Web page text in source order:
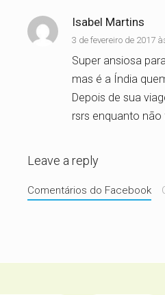
Isabel Martins
3 de fevereiro de 2017
Super ansiosa
mas é a Índia
Depois de sua
rsrs enquanto não
Leave a reply
Comentários do Facebook